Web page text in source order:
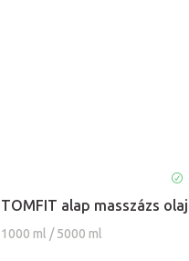
TOMFIT alap masszázs olaj
1000 ml / 5000 ml
átlagos
értékelése